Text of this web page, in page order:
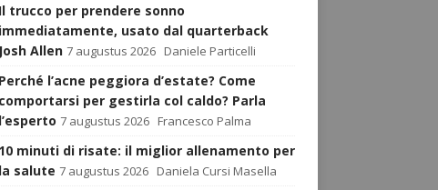
Il trucco per prendere sonno
immediatamente, usato dal quarterback
Josh Allen 7 augustus 2026 Daniele Particelli
Perché l’acne peggiora d’estate? Come
comportarsi per gestirla col caldo? Parla
l’esperto 7 augustus 2026 Francesco Palma
10 minuti di risate: il miglior allenamento per
la salute 7 augustus 2026 Daniela Cursi Masella